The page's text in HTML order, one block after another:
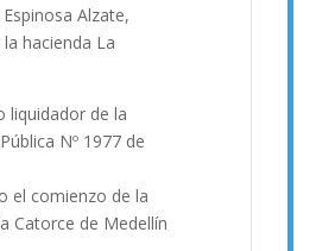
Alzate,
hacienda La
li­quidador de la
Nº 1977 de
el co­mienzo de la
Catorce de Medellín